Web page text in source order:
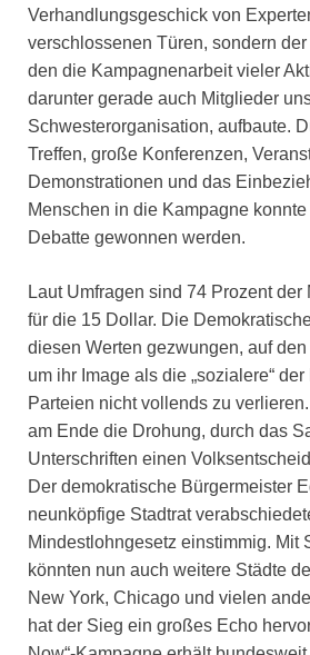
Verhandlungsgeschick von
verschlossenen Türen, sondern
den die Kampagnenarbeit vieler
darunter gerade auch Mitglieder
Schwesterorganisation, aufbaute.
Treffen, große Konferenzen,
Demonstrationen und das
Menschen in die Kampagne
Debatte gewonnen werden.
Laut Umfragen sind 74 Prozent
für die 15 Dollar. Die
diesen Werten gezwungen, auf
um ihr Image als die „sozialere“
Parteien nicht vollends zu
am Ende die Drohung, durch das
Unterschriften einen
Der demokratische Bürgermeister
neunköpfige Stadtrat
Mindestlohngesetz einstimmig. Mit
könnten nun auch weitere Städte
New York, Chicago und vielen
hat der Sieg ein großes Echo